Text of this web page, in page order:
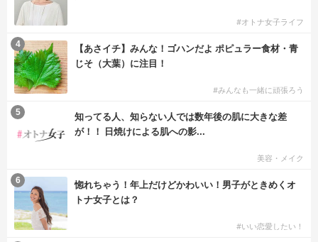
#オトナ女子ライフ
【あさイチ】みんな！ゴハンだよ ポピュラー食材・青
じそ（大葉）に注目！
#みんなも一緒に頑張ろう
4
知ってる人、知らない人では数年後の肌に大きな差
が！！ 日焼けによる肌への影...
美容・メイク
5
惚れちゃう！年上だけどかわいい！男子がときめくオ
トナ女子とは？
#いい恋愛したい！
6